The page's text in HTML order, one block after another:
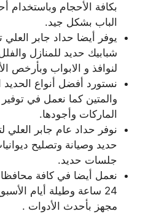
بكافة الأحجام وباستخدام
الباب بشكل جيد.
يوفر أيضا حداد جابر
شبابيك حديد للمنازل
لنوافذ و الابواب وبأرخص
نستورد أفضل أنواع الحديد
والمتين كما نعمل في
الماركات وأجودها.
نوفر حداد عام جابر
حديد وصيانة وتصليح
جلسات حديد.
نعمل أيضا في كافة
24 ساعة وطيلة أيام
مجهز بأحدث الأدوات .